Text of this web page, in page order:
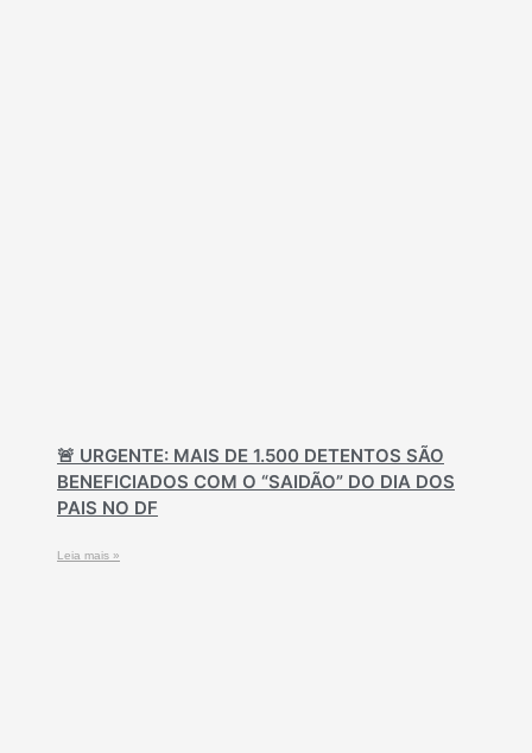
🚨 URGENTE: MAIS DE 1.500 DETENTOS SÃO
BENEFICIADOS COM O “SAIDÃO” DO DIA DOS
PAIS NO DF
Leia mais »